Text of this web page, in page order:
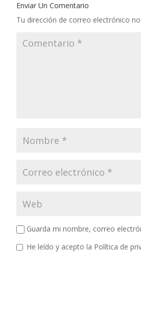
Enviar Un Comentario
Tu dirección de correo electrónico
Guarda mi nombre, correo
He leído y acepto la Política de